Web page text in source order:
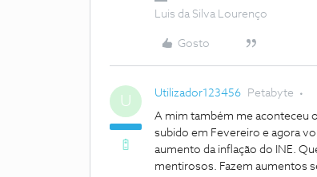
Luis da Silva Lourenço
Gosto
U Utilizador123456 Petabyte
A mim também me aconteceu
subido em Fevereiro e agora
aumento da inflação do INE.
mentirosos. Fazem aumentos